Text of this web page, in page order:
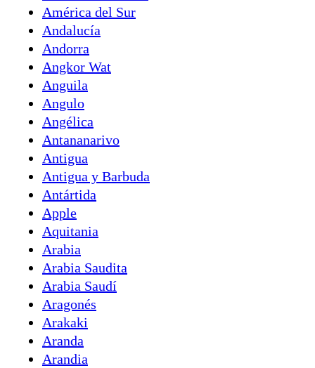
América del Sur
Andalucía
Andorra
Angkor Wat
Anguila
Angulo
Angélica
Antananarivo
Antigua
Antigua y Barbuda
Antártida
Apple
Aquitania
Arabia
Arabia Saudita
Arabia Saudí
Aragonés
Arakaki
Aranda
Arandia